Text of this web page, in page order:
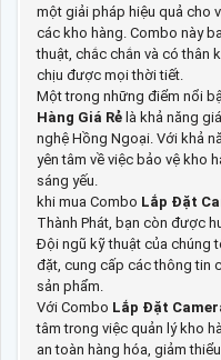
một giải pháp hiệu quả cho
các kho hàng. Combo này
thuật, chắc chắn và có thân
chịu được mọi thời tiết.
Một trong những điểm nổi
Hàng Giá Rẻ là khả năng
nghệ Hồng Ngoại. Với khả
yên tâm về việc bảo vệ kho
sáng yếu.
khi mua Combo Lắp Đặt
Thành Phát, bạn còn được
Đội ngũ kỹ thuật của chúng
đặt, cung cấp các thông tin
sản phẩm.
Với Combo Lắp Đặt
tâm trong việc quản lý kho
an toàn hàng hóa, giảm